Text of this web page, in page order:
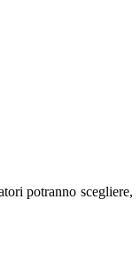
potranno scegliere,